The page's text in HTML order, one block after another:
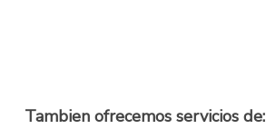
Tambien ofrecemos servicios de: